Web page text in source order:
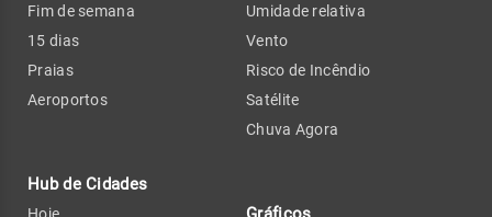
Fim de semana
15 dias
Praias
Aeroportos
Hub de Cidades
Umidade relativa
Vento
Risco de Incêndio
Satélite
Chuva Agora